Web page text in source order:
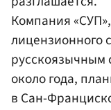
Компания
лицензионного
русскоязычным
около года,
в Сан-